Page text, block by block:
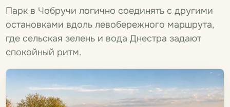
Парк в Чобручи логично соединять с другими
остановками вдоль левобережного маршрута,
где сельская зелень и вода Днестра задают
спокойный ритм.